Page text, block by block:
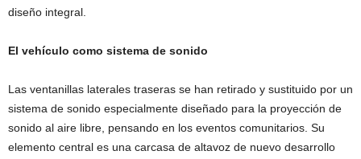
diseño integral.
El vehículo como sistema de sonido
Las ventanillas laterales traseras se han retirado y sustituido por un
sistema de sonido especialmente diseñado para la proyección de
sonido al aire libre, pensando en los eventos comunitarios. Su
elemento central es una carcasa de altavoz de nuevo desarrollo